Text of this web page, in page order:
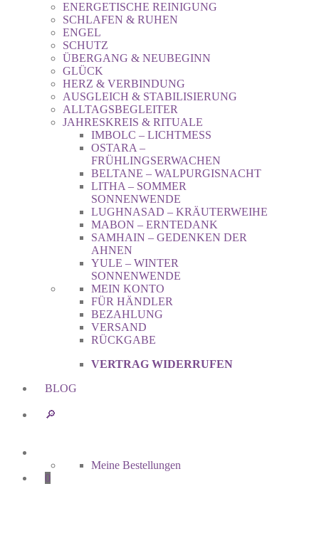
ENERGETISCHE REINIGUNG
SCHLAFEN & RUHEN
ENGEL
SCHUTZ
ÜBERGANG & NEUBEGINN
GLÜCK
HERZ & VERBINDUNG
AUSGLEICH & STABILISIERUNG
ALLTAGSBEGLEITER
JAHRESKREIS & RITUALE
IMBOLC – LICHTMESS
OSTARA –
FRÜHLINGSERWACHEN
BELTANE – WALPURGISNACHT
LITHA – SOMMER
SONNENWENDE
LUGHNASAD – KRÄUTERWEIHE
MABON – ERNTEDANK
SAMHAIN – GEDENKEN DER
AHNEN
YULE – WINTER
SONNENWENDE
MEIN KONTO
FÜR HÄNDLER
BEZAHLUNG
VERSAND
RÜCKGABE
VERTRAG WIDERRUFEN
BLOG
🔎︎
Meine Bestellungen
0